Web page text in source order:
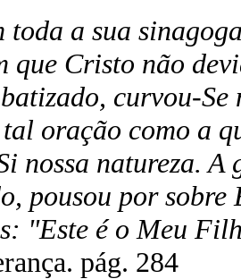
toda a sua
que Cristo não
curvou-
oração como a
nossa natureza.
pousou por
"Este é o Meu
pág. 284